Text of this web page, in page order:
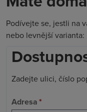
Podívejte se, jestli na
nebo levnější varianta:
Zadejte ulici, číslo
Adresa*